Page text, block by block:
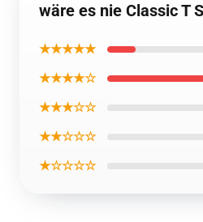
wäre es nie Classic T
★★★★★
★★★★☆
★★★☆☆
★★☆☆☆
★☆☆☆☆